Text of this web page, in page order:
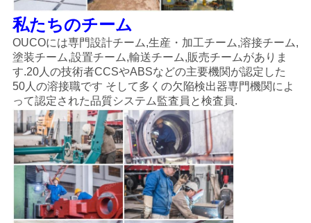
私たちのチーム
OUCOには専門設計チーム,生産・加工チーム,溶接チーム,
塗装チーム,設置チーム,輸送チーム,販売チームがありま
す.20人の技術者CCSやABSなどの主要機関が認定した
50人の溶接職です そして多くの欠陥検出器専門機関によ
って認定された品質システム監査員と検査員.